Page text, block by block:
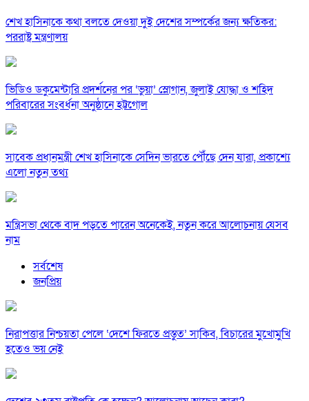
শেখ হাসিনাকে কথা বলতে দেওয়া দুই দেশের সম্পর্কের জন্য ক্ষতিকর:
পররাষ্ট্র মন্ত্রণালয়
ভিডিও ডকুমেন্টারি প্রদর্শনের পর ‘ভুয়া’ স্লোগান, জুলাই যোদ্ধা ও শহিদ
পরিবারের সংবর্ধনা অনুষ্ঠানে হট্টগোল
সাবেক প্রধানমন্ত্রী শেখ হাসিনাকে সেদিন ভারতে পৌঁছে দেন যারা, প্রকাশ্যে
এলো নতুন তথ্য
মন্ত্রিসভা থেকে বাদ পড়তে পারেন অনেকেই, নতুন করে আলোচনায় যেসব
নাম
সর্বশেষ
জনপ্রিয়
নিরাপত্তার নিশ্চয়তা পেলে ‘দেশে ফিরতে প্রস্তুত’ সাকিব, বিচারের মুখোমুখি
হতেও ভয় নেই